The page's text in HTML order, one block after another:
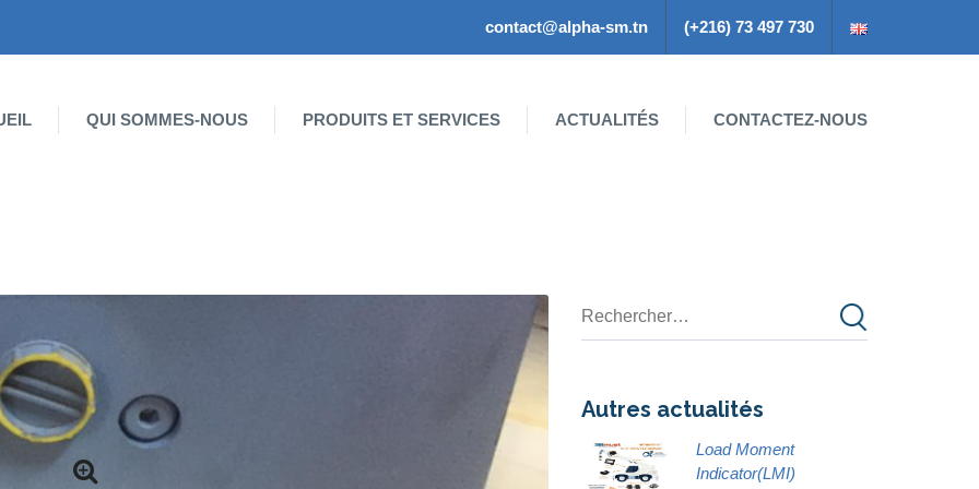
contact@alpha-sm.tn (+216) 73 497 730
QUI SOMMES-NOUS PRODUITS ET SERVICES ACTUALITÉS CONTACTEZ-NOUS
Autres actualités
Load Moment
Indicator(LMI)